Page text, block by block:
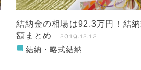
結納金の相場は92.3万円！結
額まとめ
2019.12.12
結納・略式結納